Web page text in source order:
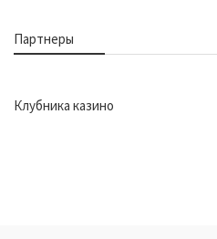
Партнеры
Клубника казино